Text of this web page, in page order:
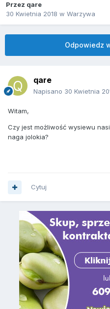
Przez qare
30 Kwietnia 2018 w Warzywa
Odpowiedz
qare
Napisano 30 Kwietnia
Witam,
Czy jest możliwość wysiewu
naga jolokia?
Cytuj